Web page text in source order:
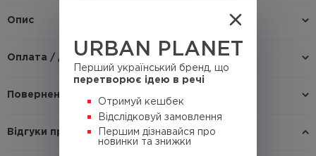
URBAN PLANET
Перший український бренд, що
перетворює ідею в речі
Отримуй кешбек
Відслідковуй замовлення
Першим дізнавайся про
новинки та знижки
Опис
Оплата / доставка
Повернення / Обмін
Відгуки про товар